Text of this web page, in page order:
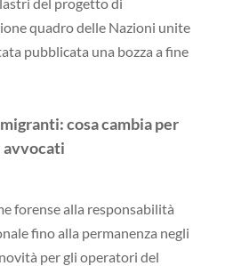
quadro delle Nazioni unite
pubblicata una bozza a fine
cosa cambia per
avvocati
forense alla responsabilità
fino alla permanenza negli
per gli operatori del